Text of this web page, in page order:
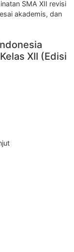
SMA XII revisi
akademis, dan
XII (Edisi